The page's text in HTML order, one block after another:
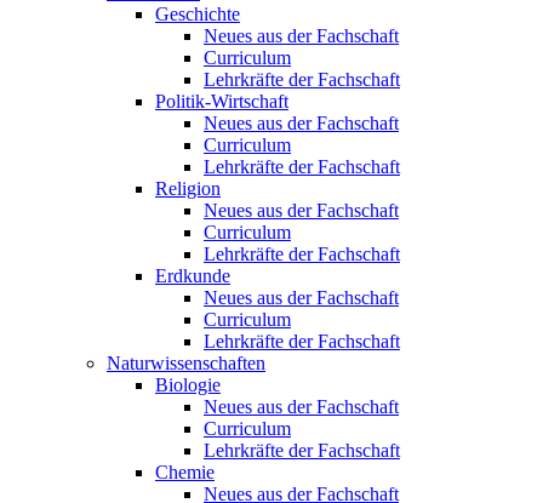
Geschichte
Neues aus der Fachschaft
Curriculum
Lehrkräfte der Fachschaft
Politik-Wirtschaft
Neues aus der Fachschaft
Curriculum
Lehrkräfte der Fachschaft
Religion
Neues aus der Fachschaft
Curriculum
Lehrkräfte der Fachschaft
Erdkunde
Neues aus der Fachschaft
Curriculum
Lehrkräfte der Fachschaft
Naturwissenschaften
Biologie
Neues aus der Fachschaft
Curriculum
Lehrkräfte der Fachschaft
Chemie
Neues aus der Fachschaft